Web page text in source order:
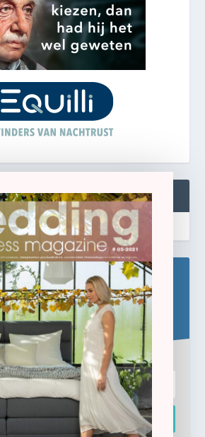
op de hoogte!
in voor de gratis e-newsletter.
Inschrijven